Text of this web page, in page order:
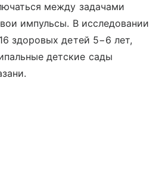
между задачами
импульсы. В исследовании
здоровых детей 5−6 лет,
детские сады